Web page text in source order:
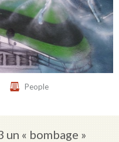
People
« bombage »